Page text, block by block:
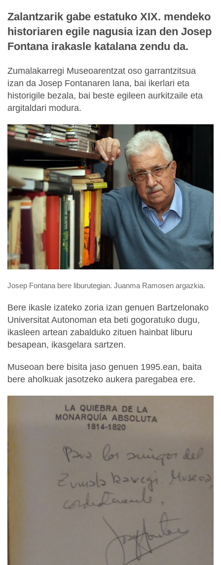
Zalantzarik gabe estatuko XIX. mendeko
historiaren egile nagusia izan den Josep
Fontana irakasle katalana zendu da.
Zumalakarregi Museoarentzat oso garrantzitsua
izan da Josep Fontanaren lana, bai ikerlari eta
historigile bezala, bai beste egileen aurkitzaile eta
argitaldari modura.
Josep Fontana bere liburutegian. Juanma Ramosen argazkia.
Bere ikasle izateko zoria izan genuen Bartzelonako
Universitat Autonoman eta beti gogoratuko dugu,
ikasleen artean zabalduko zituen hainbat liburu
besapean, ikasgelara sartzen.
Museoan bere bisita jaso genuen 1995.ean, baita
bere aholkuak jasotzeko aukera paregabea ere.